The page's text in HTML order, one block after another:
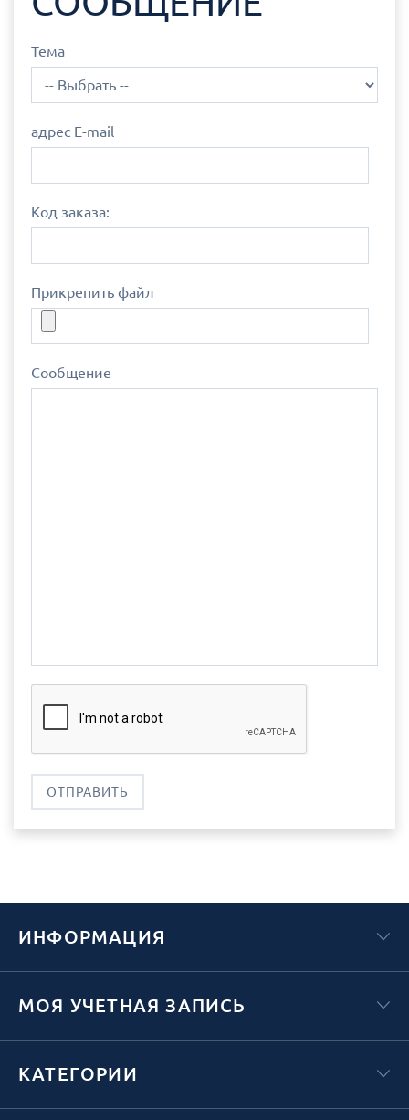
Тема
адрес E-mail
Код заказа:
Прикрепить файл
Сообщение
ОТПРАВИТЬ
ИНФОРМАЦИЯ
МОЯ УЧЕТНАЯ ЗАПИСЬ
КАТЕГОРИИ